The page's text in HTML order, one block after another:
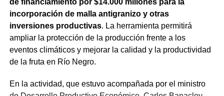
de financiamiento por $14.000 millones para la
incorporación de malla antigranizo y otras
inversiones productivas. La herramienta permitirá
ampliar la protección de la producción frente a los
eventos climáticos y mejorar la calidad y la productividad
de la fruta en Río Negro.
En la actividad, que estuvo acompañada por el ministro